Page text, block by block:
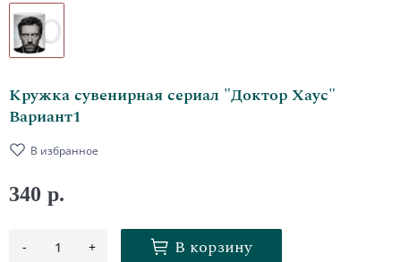
Кружка сувенирная сериал "Доктор Хаус"
Вариант1
В избранное
340 р.
- 1 + В корзину